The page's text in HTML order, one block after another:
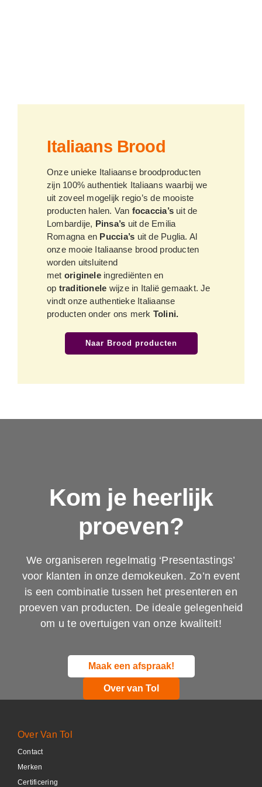
Italiaans Brood
Onze unieke Italiaanse broodproducten
zijn 100% authentiek Italiaans waarbij we
uit zoveel mogelijk regio’s de mooiste
producten halen. Van focaccia’suit de
Lombardije, Pinsa’s uit de Emilia
Romagna en Puccia’s uit de Puglia. Al
onze mooie Italiaanse brood producten
worden uitsluitend
met origineleingrediënten en
op traditionele wijze in Italië gemaakt. Je
vindt onze authentieke Italiaanse
producten onder ons merk Tolini.
Naar Brood producten
Kom je heerlijk
proeven?
We organiseren regelmatig ‘Presentastings’
voor klanten in onze demokeuken. Zo’n event
is een combinatie tussen het presenteren en
proeven van producten. De ideale gelegenheid
om u te overtuigen van onze kwaliteit!
Maak een afspraak!
Over van Tol
Over Van Tol
Contact
Merken
Certificering